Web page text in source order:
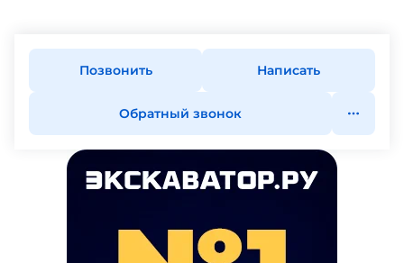
Позвонить Написать
Обратный звонок